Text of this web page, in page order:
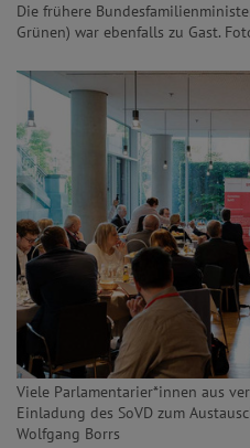
Die frühere
Grünen) war ebenfalls zu Gast.
Viele Parlamentarier*innen aus
Einladung des SoVD zum
Wolfgang Borrs